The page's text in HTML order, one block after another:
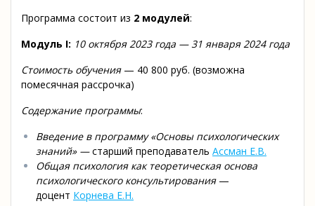
Программа состоит из 2 модулей:
Модуль I: 10 октября 2023 года — 31 января 2024 года
Стоимость обучения— 40 800 руб. (возможна
помесячная рассрочка)
Содержание программы:
Введение в программу «Основы психологических
знаний» —старший преподаватель Ассман Е.В.
Общая психология как теоретическая основа
психологического консультирования—
доцент Корнева Е.Н.